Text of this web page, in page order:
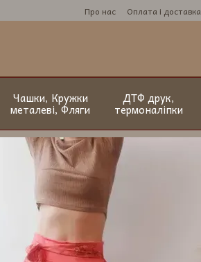
Про нас Оплата і доставка
Чашки, Кружки
металеві, Фляги
ДТФ друк,
термоналіпки